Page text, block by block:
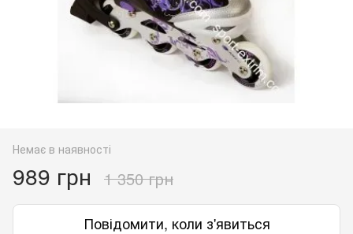
Немає в наявності
989 грн 1 350 грн
Повідомити, коли з'явиться